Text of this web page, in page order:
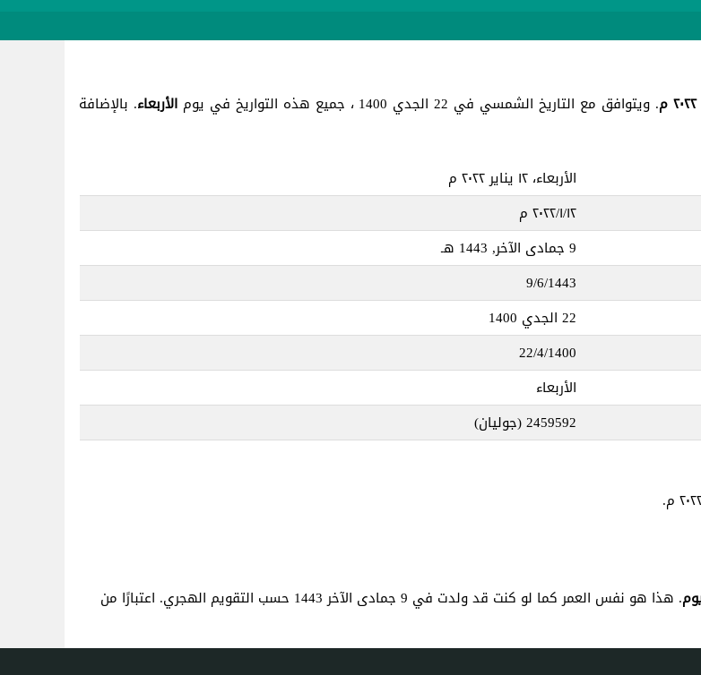
. ويتوافق مع التاريخ الشمسي في 22 الجدي 1400 ، جميع هذه التواريخ في يوم الأربعاء. بالإضافة
الأربعاء، ١٢ يناير ٢٠٢٢ م
١٢‏/١‏/٢٠٢٢ م
9 جمادى الآخر, 1443 هـ
9/6/1443
22 الجدي 1400
22/4/1400
الأربعاء
2459592(جوليان)
. هذا هو نفس العمر كما لو كنت قد ولدت في 9 جمادى الآخر 1443 حسب التقويم الهجري. اعتبارًا من